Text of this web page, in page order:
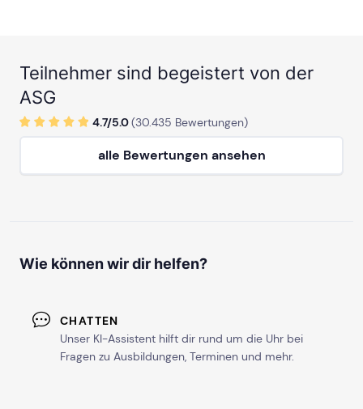
Teilnehmer sind begeistert von der
ASG
4.7/5.0(30.435 Bewertungen)
alle Bewertungen ansehen
Wie können wir dir helfen?
CHATTEN
Unser KI-Assistent hilft dir rund um die Uhr bei
Fragen zu Ausbildungen, Terminen und mehr.